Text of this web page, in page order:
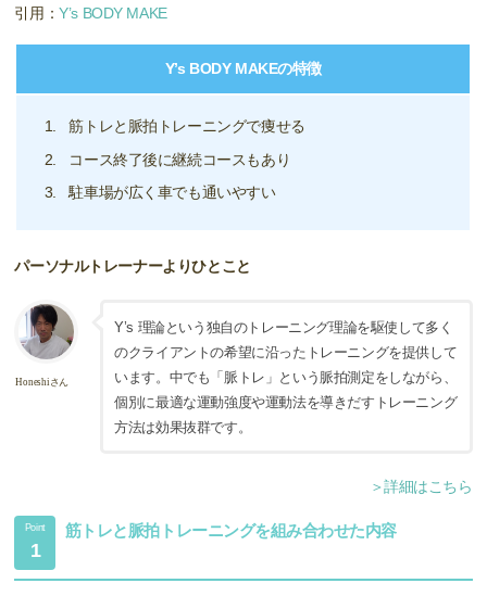
引用：Y’s BODY MAKE
Y’s BODY MAKEの特徴
筋トレと脈拍トレーニングで痩せる
コース終了後に継続コースもあり
駐車場が広く車でも通いやすい
パーソナルトレーナーよりひとこと
Honeshiさん
Y’s 理論という独自のトレーニング理論を駆使して多く
のクライアントの希望に沿ったトレーニングを提供して
います。中でも「脈トレ」という脈拍測定をしながら、
個別に最適な運動強度や運動法を導きだすトレーニング
方法は効果抜群です。
＞詳細はこちら
Point
1
筋トレと脈拍トレーニングを組み合わせた内容